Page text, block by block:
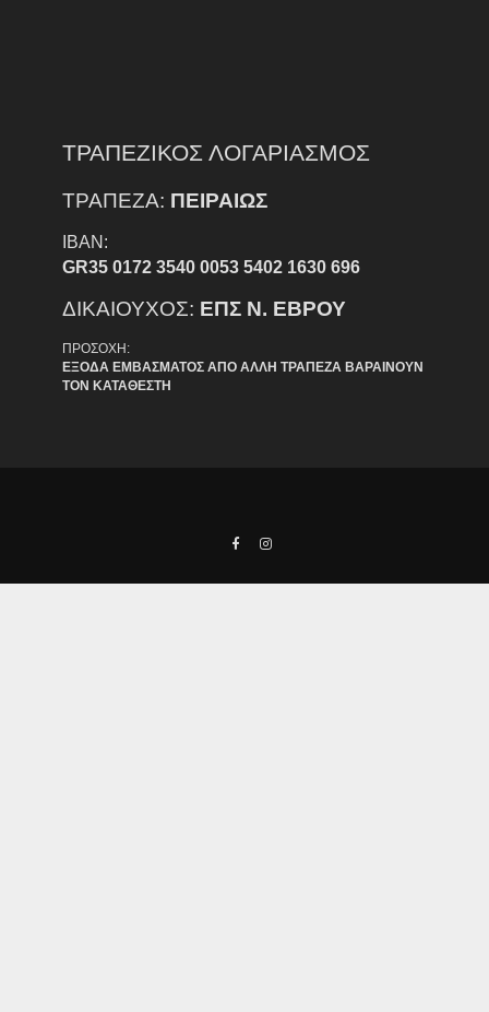
ΤΡΑΠΕΖΙΚΟΣ ΛΟΓΑΡΙΑΣΜΟΣ
ΤΡΑΠΕΖΑ: ΠΕΙΡΑΙΩΣ
IBAN:
GR35 0172 3540 0053 5402 1630 696
ΔΙΚΑΙΟΥΧΟΣ: ΕΠΣ Ν. ΕΒΡΟΥ
ΠΡΟΣΟΧΗ:
ΕΞΟΔΑ ΕΜΒΑΣΜΑΤΟΣ ΑΠΟ ΑΛΛΗ ΤΡΑΠΕΖΑ ΒΑΡΑΙΝΟΥΝ
ΤΟΝ ΚΑΤΑΘΕΣΤΗ